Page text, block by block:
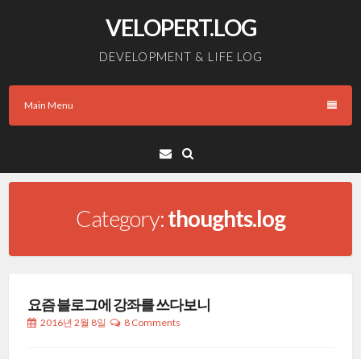
VELOPERT.LOG
DEVELOPMENT & LIFE LOG
Main Menu
Email
Category:thoughts.log
요즘 블로그에 강좌를 쓰다보니
2016년 2월 8일 8 Comments